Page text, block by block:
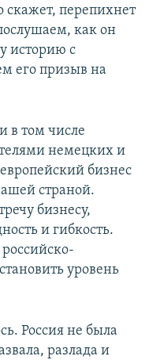
скажет, перепихнет
как он
историю с
его призыв на
в том числе
немецких и
бизнес
страной.
бизнесу,
и гибкость.
уровень
Россия не была
разлада и